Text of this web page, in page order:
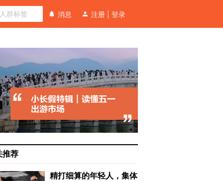
消息 注册 登录
推荐
精打细算的年轻人，集体